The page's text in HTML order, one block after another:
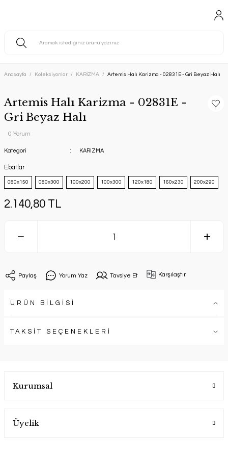
Anasayfa Koleksiyonlar KARİZMA Artemis Halı Karizma - 02831E - Gri Beyaz Halı
Artemis Halı Karizma - 02831E -
Gri Beyaz Halı
0 Yorum
Kategori KARİZMA
Ebatlar
080x150 080x300 100x200 100x300 120x180 160x230 200x290
2.140,80 TL
Paylaş Yorum Yaz Tavsiye Et Karşılaştır
ÜRÜN BİLGİSİ
TAKSİT SEÇENEKLERİ
Kurumsal
Üyelik